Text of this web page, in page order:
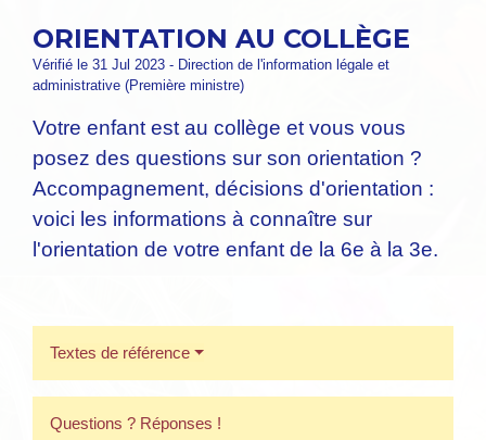
ORIENTATION AU COLLÈGE
Vérifié le 31 Jul 2023 - Direction de l'information légale et
administrative (Première ministre)
Votre enfant est au collège et vous vous
posez des questions sur son orientation ?
Accompagnement, décisions d'orientation :
voici les informations à connaître sur
l'orientation de votre enfant de la 6e à la 3e.
Textes de référence
Questions ? Réponses !